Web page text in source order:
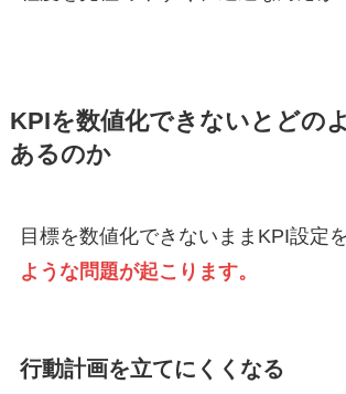
KPIを数値化できないとどの
あるのか
目標を数値化できないままKPI設定を
ような問題が起こります。
行動計画を立てにくくなる